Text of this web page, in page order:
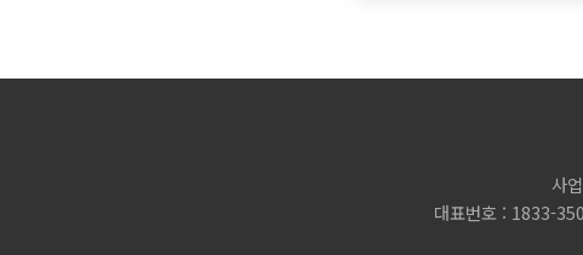
사
대표번호 : 1833-